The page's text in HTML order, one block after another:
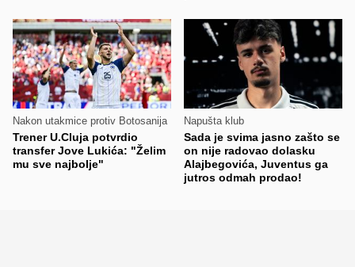
Nakon utakmice protiv Botosanija
Trener U.Cluja potvrdio
transfer Jove Lukića: "Želim
mu sve najbolje"
Napušta klub
Sada je svima jasno zašto se
on nije radovao dolasku
Alajbegovića, Juventus ga
jutros odmah prodao!